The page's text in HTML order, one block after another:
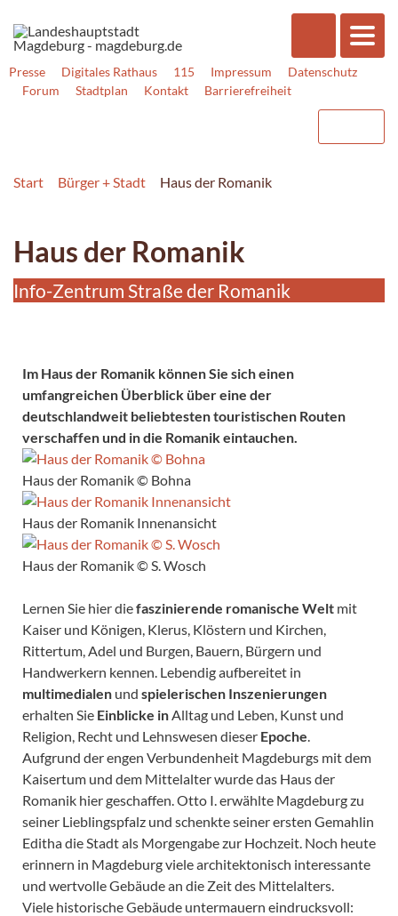
Presse Digitales Rathaus 115 Impressum
Datenschutz
Forum
Stadtplan Kontakt Barrierefreiheit
Start Bürger + Stadt Haus der Romanik
Haus der Romanik
Info-Zentrum Straße der Romanik
Im Haus der Romanik können Sie sich einen
umfangreichen Überblick über eine der
deutschlandweit beliebtesten touristischen Routen
verschaffen und in die Romanik eintauchen.
Haus der Romanik © Bohna
Haus der Romanik Innenansicht
Haus der Romanik © S. Wosch
Lernen Sie hier diefaszinierende romanische Welt mit
Kaiser und Königen, Klerus, Klöstern und Kirchen,
Rittertum, Adel und Burgen, Bauern, Bürgern und
Handwerkern kennen. Lebendig aufbereitet in
multimedialen und spielerischen Inszenierungen
erhalten Sie Einblicke in Alltag und Leben, Kunst und
Religion, Recht und Lehnswesen dieser Epoche
Aufgrund der engen Verbundenheit Magdeburgs mit dem
Kaisertum und dem Mittelalter wurde das Haus der
Romanik hier geschaffen. Otto I. erwählte Magdeburg zu
seiner Lieblingspfalz und schenkte seiner ersten Gemahlin
Editha die Stadt als Morgengabe zur Hochzeit. Noch heute
erinnern in Magdeburg viele architektonisch interessante
und wertvolle Gebäude an die Zeit des Mittelalters.
Viele historische Gebäude untermauern eindrucksvoll: